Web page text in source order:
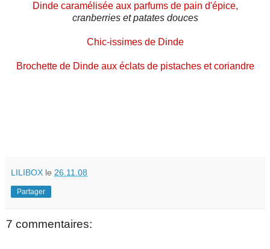
Dinde caramélisée aux parfums de pain d'épice,
cranberries et patates douces
Chic-issimes de Dinde
Brochette de Dinde aux éclats de pistaches et coriandre
LILIBOX le 26.11.08
Partager
7 commentaires: